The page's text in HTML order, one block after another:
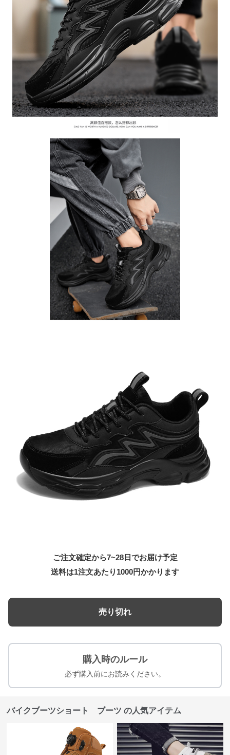
ご注文確定から7~28日でお届け予定
送料は1注文あたり 1000円かかります
売り切れ
購入時のルール
必ず購入前にお読みください。
バイクブーツショート ブーツ の人気アイテム